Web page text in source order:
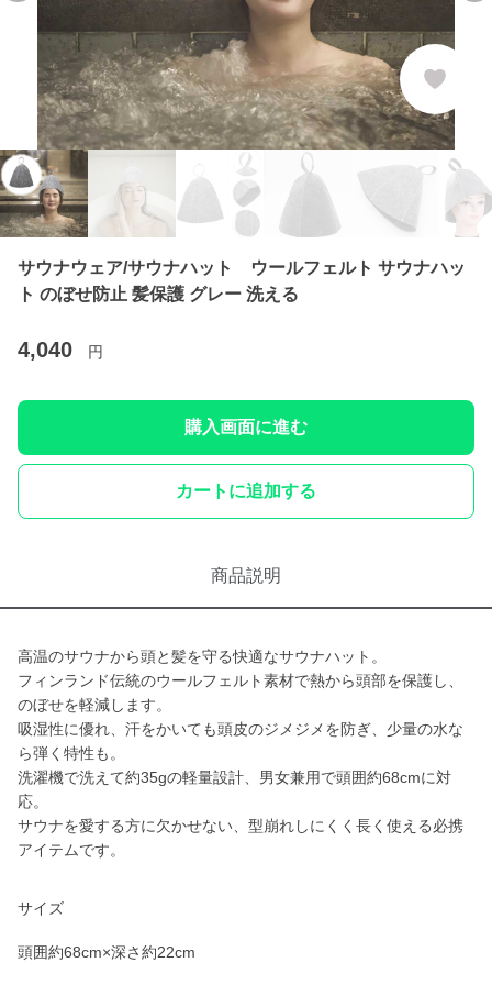
サウナウェア/サウナハット ウールフェルト サウナハッ
ト のぼせ防止 髪保護 グレー 洗える
4,040 円
購入画面に進む
カートに追加する
商品説明
高温のサウナから頭と髪を守る快適なサウナハット。
フィンランド伝統のウールフェルト素材で熱から頭部を保護し、
のぼせを軽減します。
吸湿性に優れ、汗をかいても頭皮のジメジメを防ぎ、少量の水な
ら弾く特性も。
洗濯機で洗えて約35gの軽量設計、男女兼用で頭囲約68cmに対
応。
サウナを愛する方に欠かせない、型崩れしにくく長く使える必携
アイテムです。
サイズ
頭囲約68cm×深さ約22cm